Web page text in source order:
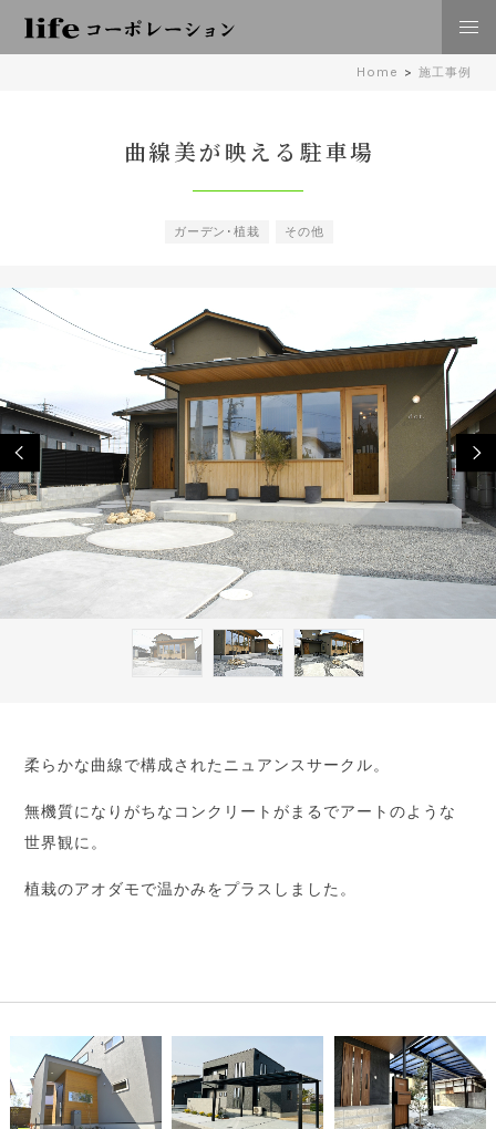
Home > 施工事例
曲線美が映える駐車場
ガーデン･植栽 その他
柔らかな曲線で構成されたニュアンスサークル。
無機質になりがちなコンクリートがまるでアートのような
世界観に。
植栽のアオダモで温かみをプラスしました。